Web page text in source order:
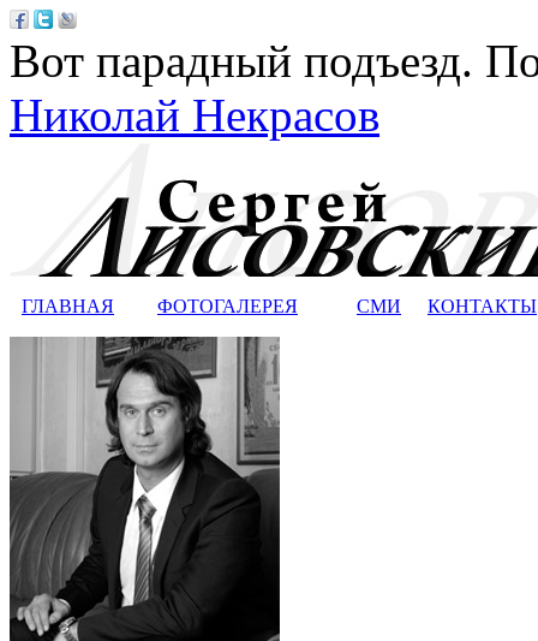
Вот парадный подъезд.
Николай Некрасов
ГЛАВНАЯ ФОТОГАЛЕРЕЯ СМИ КОНТАКТЫ